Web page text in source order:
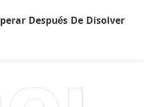
Después De Disolver